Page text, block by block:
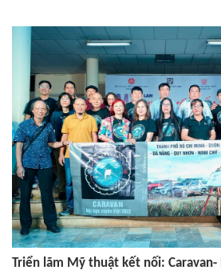
Triển lãm Mỹ thuật kết nối: